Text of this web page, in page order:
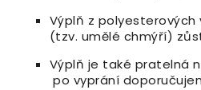
Výplň z polyesterových
(tzv. umělé chmýří)
Výplň je také pratelná
po vyprání